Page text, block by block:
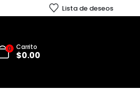
Lista de deseos
0 Carrito
$0.00